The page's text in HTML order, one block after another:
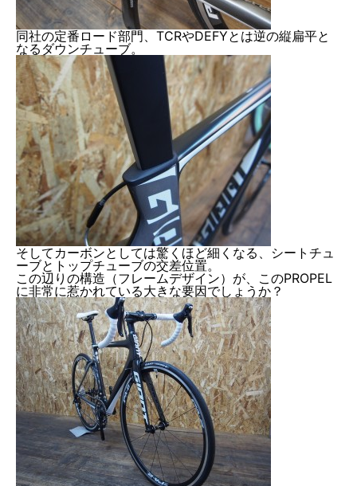
同社の定番ロード部門、TCRやDEFYとは逆の縦扁平と
なるダウンチューブ。
そしてカーボンとしては驚くほど細くなる、シートチュ
ーブとトップチューブの交差位置。
この辺りの構造（フレームデザイン）が、このPROPEL
に非常に惹かれている大きな要因でしょうか？